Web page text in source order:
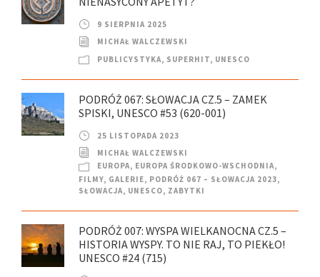
9 SIERPNIA 2025
MICHAŁ WALCZEWSKI
PUBLICYSTYKA, SUPERHIT, UNESCO
PODRÓŻ 067: SŁOWACJA CZ.5 – ZAMEK
SPISKI, UNESCO #53 (620-001)
25 LISTOPADA 2023
MICHAŁ WALCZEWSKI
EUROPA, EUROPA ŚRODKOWO-WSCHODNIA,
FILMY, GALERIE, PODRÓŻ 067 – SŁOWACJA 2023,
SŁOWACJA, UNESCO, ZABYTKI
PODRÓŻ 007: WYSPA WIELKANOCNA CZ.5 –
HISTORIA WYSPY. TO NIE RAJ, TO PIEKŁO!
UNESCO #24 (715)